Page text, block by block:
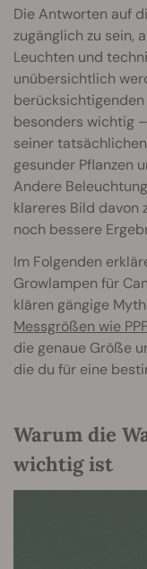
Die Antworten auf
zugänglich zu sein,
Leuchten und
unübersichtlich
besonders wichtig
seiner
gesunder Pflanzen
Andere
klareres Bild davon
noch bessere
Im Folgenden
Growlampen für
klären gängige
Messgrößen wie
die genaue Größe
die du für eine
Warum die
wichtig ist